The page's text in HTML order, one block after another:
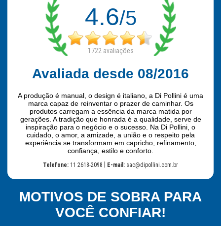
4.6/5
1722 avaliações
Avaliada desde 08/2016
A produção é manual, o design é italiano, a Di Pollini é uma
marca capaz de reinventar o prazer de caminhar. Os
produtos carregam a essência da marca matida por
gerações. A tradição que honrada é a qualidade, serve de
inspiração para o negócio e o sucesso. Na Di Pollini, o
cuidado, o amor, a amizade, a união e o respeito pela
experiência se transformam em capricho, refinamento,
confiança, estilo e conforto.
Telefone: 11 2618-2098 E-mail: sac@dipollini.com.br
MOTIVOS DE SOBRA PARA
VOCÊ CONFIAR!